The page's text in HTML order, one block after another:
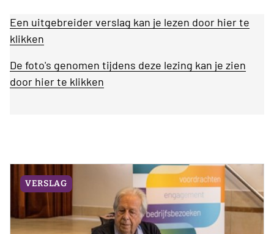
Een uitgebreider verslag kan je lezen door hier te
klikken
De foto's genomen tijdens deze lezing kan je zien
door hier te klikken
VERSLAG